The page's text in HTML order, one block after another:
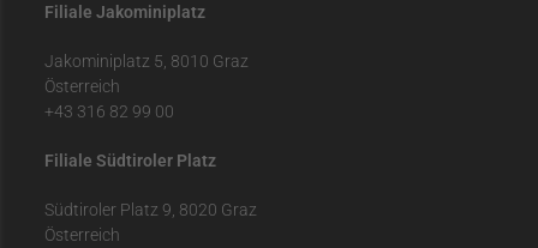
Filiale Jakominiplatz
Jakominiplatz 5, 8010 Graz
Österreich
+43 316 82 99 00
Filiale Südtiroler Platz
Südtiroler Platz 9, 8020 Graz
Österreich